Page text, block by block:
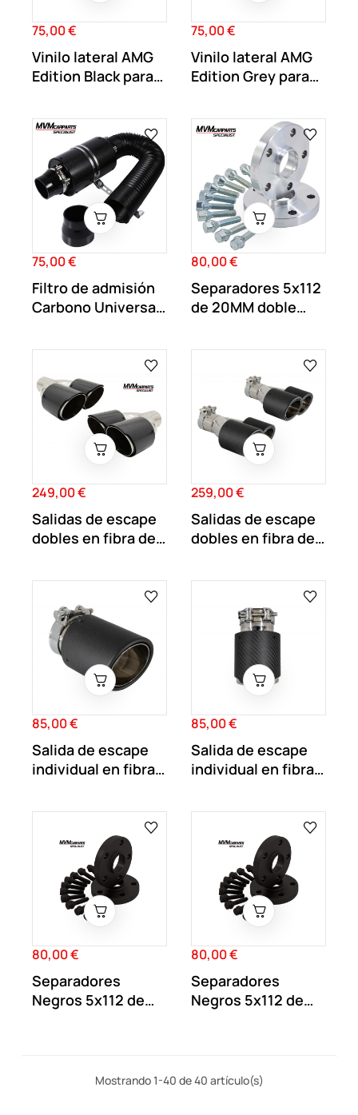
Precio
75,00 €
Vinilo lateral AMG
Edition Black para
Precio
75,00 €
Vinilo lateral AMG
Edition Grey para
Precio
75,00 €
Filtro de admisión
Carbono Universal
Precio
80,00 €
Separadores 5x112
de 20MM doble
Precio
249,00 €
Salidas de escape
dobles en fibra de
Precio
259,00 €
Salidas de escape
dobles en fibra de
Precio
85,00 €
Salida de escape
individual en fibra
Precio
85,00 €
Salida de escape
individual en fibra
Precio
80,00 €
Separadores
Negros 5x112 de
Precio
80,00 €
Separadores
Negros 5x112 de
Mostrando 1-40 de 40 artículo(s)